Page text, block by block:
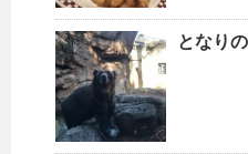
となり